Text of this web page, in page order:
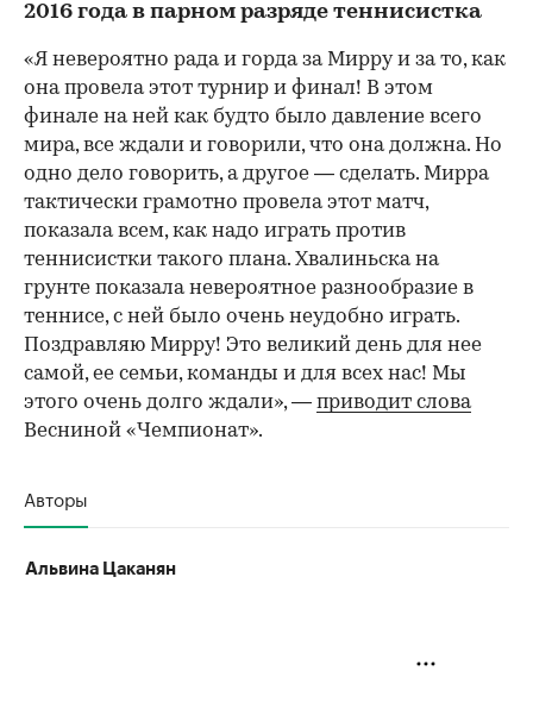
2016 года в парном разряде теннисистка
«Я невероятно рада и горда за Мирру и за то, как
она провела этот турнир и финал! В этом
финале на ней как будто было давление всего
мира, все ждали и говорили, что она должна. Но
одно дело говорить, а другое — сделать. Мирра
тактически грамотно провела этот матч,
показала всем, как надо играть против
теннисистки такого плана. Хвалиньска на
грунте показала невероятное разнообразие в
теннисе, с ней было очень неудобно играть.
Поздравляю Мирру! Это великий день для нее
самой, ее семьи, команды и для всех нас! Мы
этого очень долго ждали», — приводит слова
Весниной «Чемпионат».
Авторы
Альвина Цаканян